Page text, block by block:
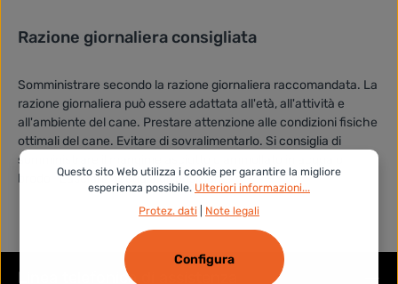
Razione giornaliera consigliata
Somministrare secondo la razione giornaliera raccomandata. La
razione giornaliera può essere adattata all'età, all'attività e
all'ambiente del cane. Prestare attenzione alle condizioni fisiche
ottimali del cane. Evitare di sovralimentarlo. Si consiglia di
somministrare il mangime asciutto o ammollato in acqua o
brodo. Lasciare acqua a disposizione.
Linea telefonica di assistenza
Questo sito Web utilizza i cookie per garantire la migliore
esperienza possibile. Ulteriori informazioni...
Protez. dati
Note legali
Configura